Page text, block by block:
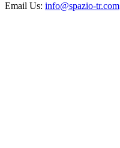
Email Us: info@spazio-tr.com